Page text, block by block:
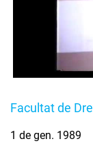
Facultat de
1 de gen. 1989